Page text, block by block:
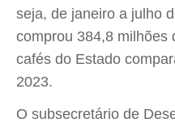
seja, de janeiro a julho
comprou 384,8 milhões
cafés do Estado
2023.
O subsecretário de